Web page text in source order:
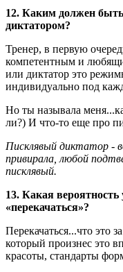
12. Каким должен
диктатором?
Тренер, в первую
компетентным и
или диктатор это
индивидуально под
Но ты называла
ли?) И что-то еще про
Писклявый диктатор -
привирала, любой
писклявый.
13. Какая вероятность
«перекачаться»?
Перекачаться...что это
который произнес это
красоты, стандарты